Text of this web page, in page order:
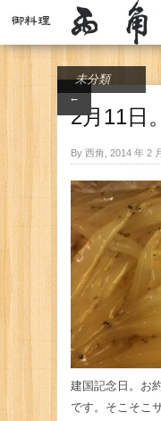
←
未分類
2月11日。
By 西角, 2014 年 2
建国記念日。お
です。そこそこ